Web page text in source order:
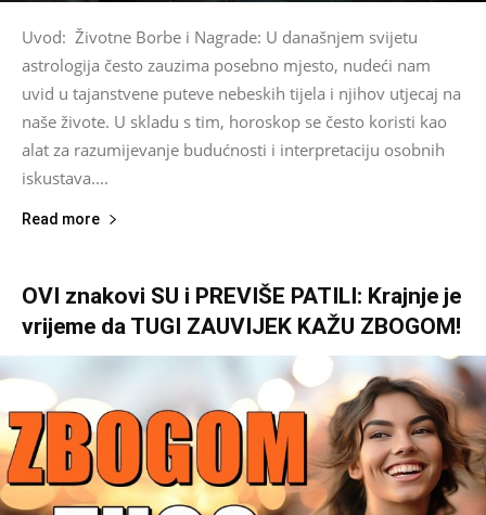
Uvod: Životne Borbe i Nagrade: U današnjem svijetu
astrologija često zauzima posebno mjesto, nudeći nam
uvid u tajanstvene puteve nebeskih tijela i njihov utjecaj na
naše živote. U skladu s tim, horoskop se često koristi kao
alat za razumijevanje budućnosti i interpretaciju osobnih
iskustava....
Read more
OVI znakovi SU i PREVIŠE PATILI: Krajnje je
vrijeme da TUGI ZAUVIJEK KAŽU ZBOGOM!